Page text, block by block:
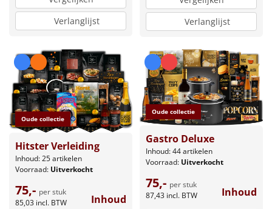
Verlanglijst
Verlanglijst
Oude collectie
Hitster Verleiding
Inhoud: 25 artikelen
Voorraad: Uitverkocht
75,- per stuk
85,03 incl. BTW Inhoud
Oude collectie
Gastro Deluxe
Inhoud: 44 artikelen
Voorraad: Uitverkocht
75,- per stuk
87,43 incl. BTW Inhoud